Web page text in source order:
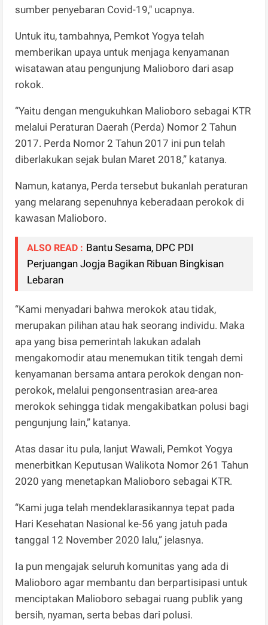
sumber penyebaran Covid-19," ucapnya.
Untuk itu, tambahnya, Pemkot Yogya telah
memberikan upaya untuk menjaga kenyamanan
wisatawan atau pengunjung Malioboro dari asap
rokok.
“Yaitu dengan mengukuhkan Malioboro sebagai KTR
melalui Peraturan Daerah (Perda) Nomor 2 Tahun
2017. Perda Nomor 2 Tahun 2017 ini pun telah
diberlakukan sejak bulan Maret 2018,” katanya.
Namun, katanya, Perda tersebut bukanlah peraturan
yang melarang sepenuhnya keberadaan perokok di
kawasan Malioboro.
ALSO READ : Bantu Sesama, DPC PDI
Perjuangan Jogja Bagikan Ribuan Bingkisan
Lebaran
“Kami menyadari bahwa merokok atau tidak,
merupakan pilihan atau hak seorang individu. Maka
apa yang bisa pemerintah lakukan adalah
mengakomodir atau menemukan titik tengah demi
kenyamanan bersama antara perokok dengan non-
perokok, melalui pengonsentrasian area-area
merokok sehingga tidak mengakibatkan polusi bagi
pengunjung lain,” katanya.
Atas dasar itu pula, lanjut Wawali, Pemkot Yogya
menerbitkan Keputusan Walikota Nomor 261 Tahun
2020 yang menetapkan Malioboro sebagai KTR.
“Kami juga telah mendeklarasikannya tepat pada
Hari Kesehatan Nasional ke-56 yang jatuh pada
tanggal 12 November 2020 lalu,” jelasnya.
Ia pun mengajak seluruh komunitas yang ada di
Malioboro agar membantu dan berpartisipasi untuk
menciptakan Malioboro sebagai ruang publik yang
bersih, nyaman, serta bebas dari polusi.